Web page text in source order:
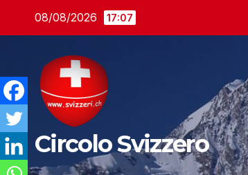
08/08/2026 17:07
Circolo Svizzero